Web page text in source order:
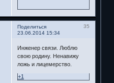
Поделиться
35
23.06.2014 15:34
Инженер связи. Люблю
свою родину. Ненавижу
ложь и лицемерство.
+1